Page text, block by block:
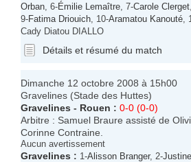
Orban , 6-Émilie Lemaître , 7-Carole Clerget
9-Fatima Driouich , 10-Aramatou Kanouté ,
Cady Diatou DIALLO
Détails et résumé du match
Dimanche 12 octobre 2008 à 15h00
Gravelines (Stade des Huttes)
Gravelines - Rouen : 0-0 (0-0)
Arbitre : Samuel Braure assisté de
Corinne Contraine.
Aucun avertissement
Gravelines : 1-Alisson Branger, 2-